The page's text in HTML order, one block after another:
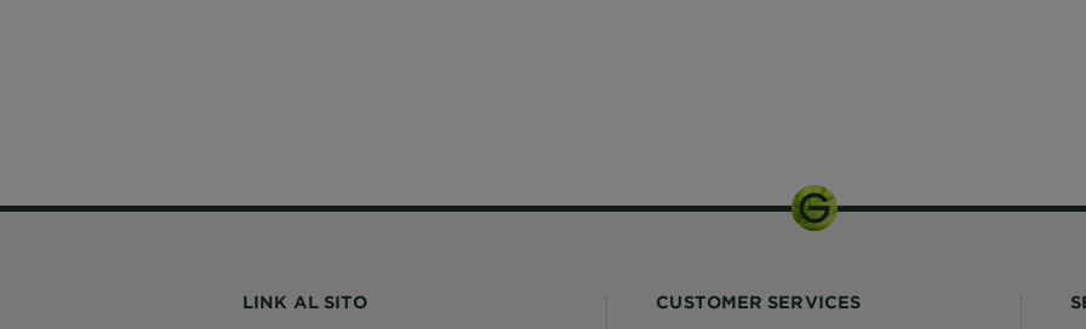
LINK AL SITO CUSTOMER SERVICES